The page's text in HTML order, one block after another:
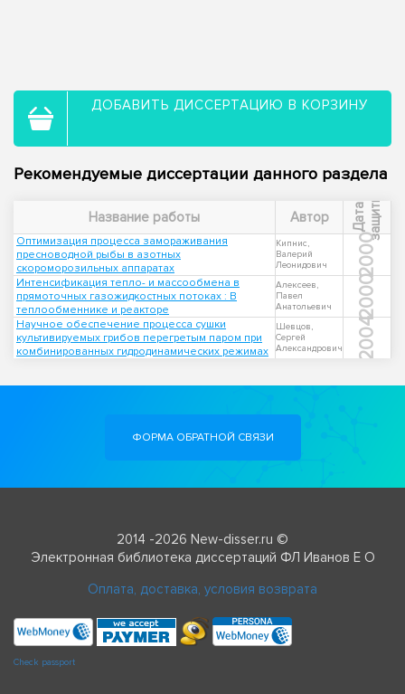
ДОБАВИТЬ ДИССЕРТАЦИЮ В КОРЗИНУ
Рекомендуемые диссертации данного раздела
Название работы Автор Д
а
т
а
з
а
щ
и
т ы
Оптимизация процесса замораживания
пресноводной рыбы в азотных
скороморозильных аппаратах
Кипнис,
Валерий
Леонидович
2000
Интенсификация тепло- и массообмена в
прямоточных газожидкостных потоках : В
теплообменнике и реакторе
Алексеев,
Павел
Анатольевич
2000
Научное обеспечение процесса сушки
культивируемых грибов перегретым паром при
комбинированных гидродинамических режимах
Шевцов,
Сергей
Александрович
2004
ФОРМА ОБРАТНОЙ СВЯЗИ
2014 -2026 New-disser.ru ©
Электронная библиотека диссертаций ФЛ Иванов Е О
Оплата, доставка, условия возврата
Check passport